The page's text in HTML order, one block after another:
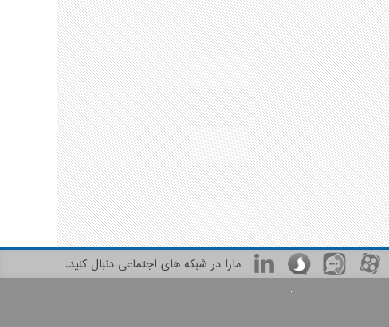
مارا در شبکه های اجتماعی دنبال کنید.